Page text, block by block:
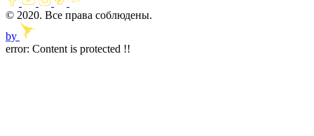
© 2020. Все права соблюдены.
by
error: Content is protected !!